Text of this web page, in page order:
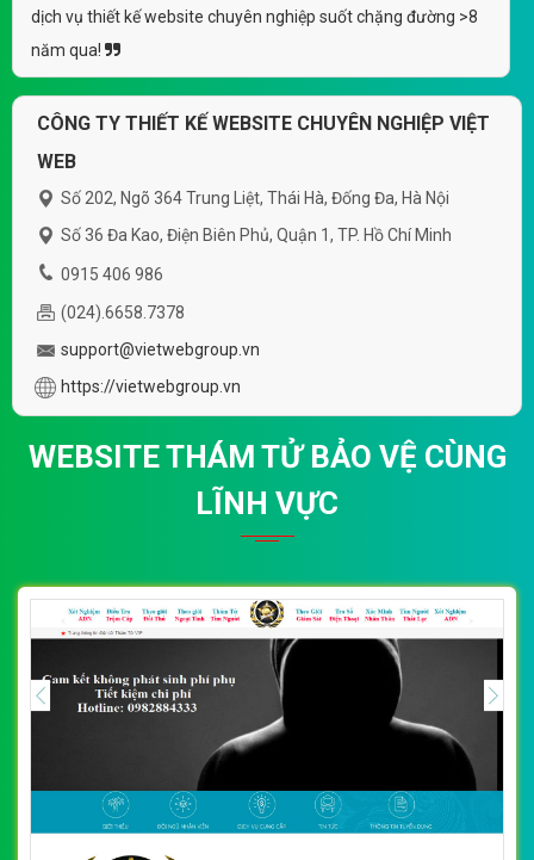
dịch vụ thiết kế website chuyên nghiệp suốt chặng đường >8
năm qua!
CÔNG TY THIẾT KẾ WEBSITE CHUYÊN NGHIỆP VIỆT
WEB
Số 202, Ngõ 364 Trung Liệt, Thái Hà, Đống Đa, Hà Nội
Số 36 Đa Kao, Điện Biên Phủ, Quận 1, TP. Hồ Chí Minh
0915 406 986
(024).6658.7378
support@vietwebgroup.vn
https://vietwebgroup.vn
WEBSITE THÁM TỬ BẢO VỆ CÙNG
LĨNH VỰC